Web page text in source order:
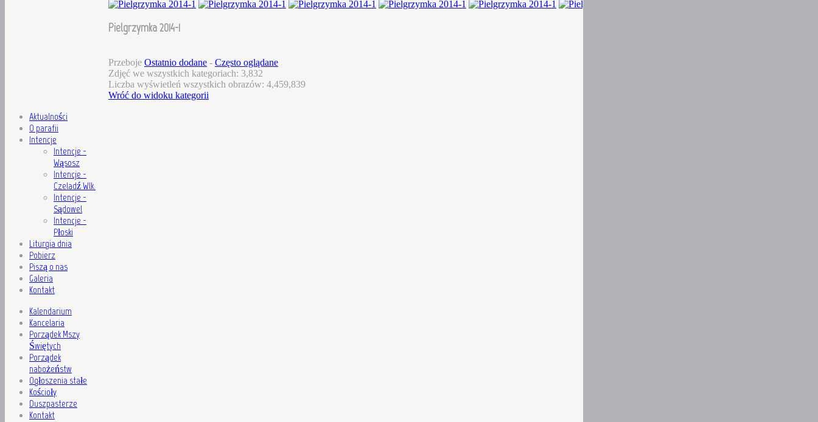
Pielgrzymka 2014-1
Przeboje Ostatnio dodane - Często oglądane
Zdjęć we wszystkich kategoriach: 3,832
Liczba wyświetleń wszystkich obrazów: 4,459,839
Wróć do widoku kategorii
Aktualności
O parafii
Intencje
Intencje -
Wąsosz
Intencje -
Czeladź Wlk.
Intencje -
Sądowel
Intencje -
Płoski
Liturgia dnia
Pobierz
Piszą o nas
Galeria
Kontakt
Kalendarium
Kancelaria
Porządek Mszy
Świętych
Porządek
nabożeństw
Ogłoszenia stałe
Kościoły
Duszpasterze
Kontakt